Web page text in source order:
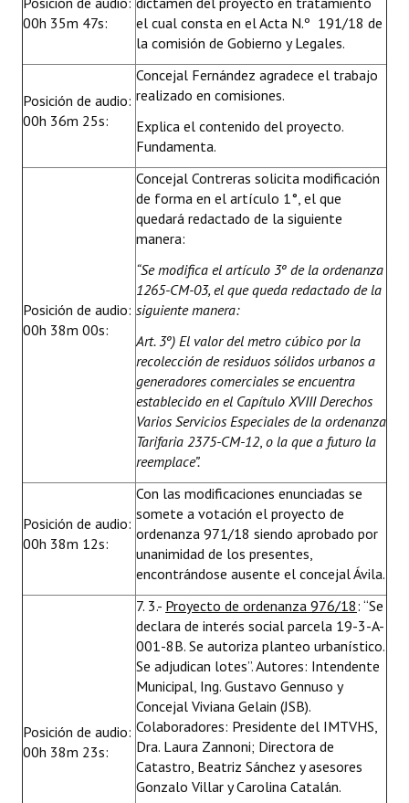
00h 35m 47s:
el cual consta en el Acta N.º 191/18 de
la comisión de Gobierno y Legales.
Posición de audio:
00h 36m 25s:
Concejal Fernández agradece el trabajo
realizado en comisiones.
Explica el contenido del proyecto.
Fundamenta.
Posición de audio:
00h 38m 00s:
Concejal Contreras solicita modificación
de forma en el artículo 1°, el que
quedará redactado de la siguiente
manera:
“Se modifica el artículo 3º de la ordenanza
1265-CM-03, el que queda redactado de la
siguiente manera:
Art. 3º) El valor del metro cúbico por la
recolección de residuos sólidos urbanos a
generadores comerciales se encuentra
establecido en el Capítulo XVIII Derechos
Varios Servicios Especiales de la ordenanza
Tarifaria 2375-CM-12, o la que a futuro la
reemplace”.
Posición de audio:
00h 38m 12s:
Con las modificaciones enunciadas se
somete a votación el proyecto de
ordenanza 971/18 siendo aprobado por
unanimidad de los presentes,
encontrándose ausente el concejal Ávila.
Posición de audio:
00h 38m 23s:
7. 3.- Proyecto de ordenanza 976/18: “Se
declara de interés social parcela 19-3-A-
001-8B. Se autoriza planteo urbanístico.
Se adjudican lotes”. Autores: Intendente
Municipal, Ing. Gustavo Gennuso y
Concejal Viviana Gelain (JSB).
Colaboradores: Presidente del IMTVHS,
Dra. Laura Zannoni; Directora de
Catastro, Beatriz Sánchez y asesores
Gonzalo Villar y Carolina Catalán.